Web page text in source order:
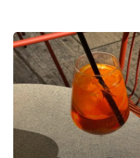
TIN
Bar
Imotski